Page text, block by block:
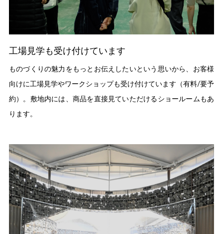
工場見学も受け付けています
ものづくりの魅力をもっとお伝えしたいという思いから、お客様
向けに工場見学やワークショップも受け付けています（有料/要予
約）。敷地内には、商品を直接見ていただけるショールームもあ
ります。